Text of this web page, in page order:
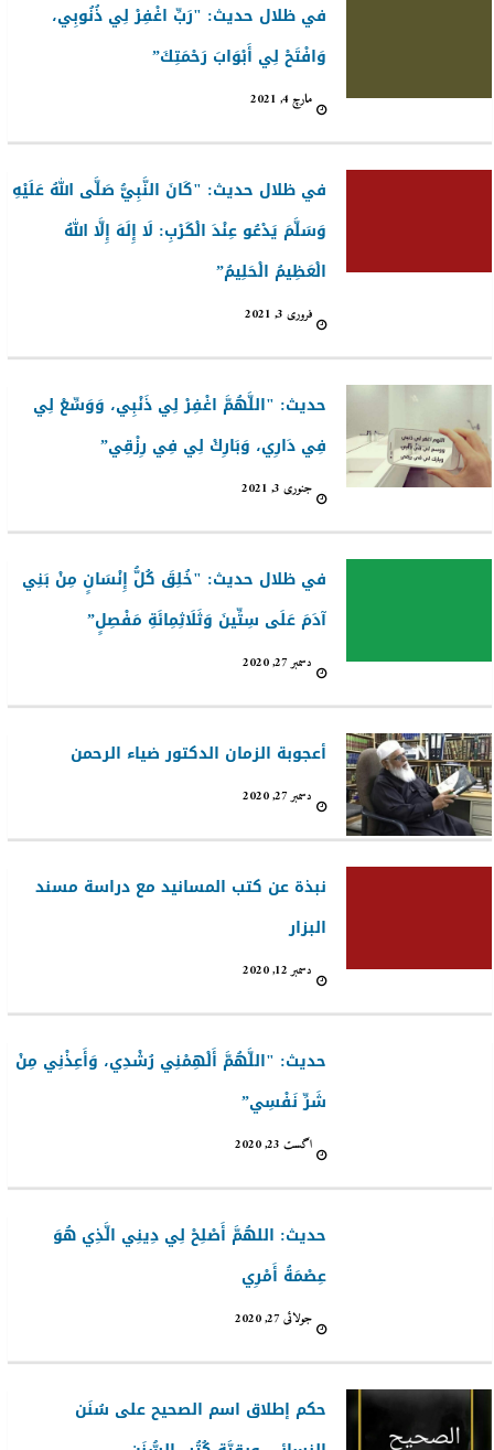
في ظلال حديث: "رَبِّ اغْفِرْ لِي ذُنُوبِي،
وَافْتَحْ لِي أَبْوَابَ رَحْمَتِكَ”
مارچ 4, 2021
في ظلال حديث: "كَانَ النَّبِيُّ صَلَّى اللهُ عَلَيْهِ
وَسَلَّمَ يَدْعُو عِنْدَ الْكَرْبِ: لَا إِلَهَ إِلَّا اللهُ
الْعَظِيمُ الْحَلِيمُ”
فروری 3, 2021
حديث: "اللَّهُمَّ اغْفِرْ لِي ذَنْبِي، وَوَسِّعْ لِي
فِي دَارِي، وَبَارِكْ لِي فِي رِزْقِي”
جنوری 3, 2021
في ظلال حديث: "خُلِقَ كُلُّ إِنْسَانٍ مِنْ بَنِي
آدَمَ عَلَى سِتِّينَ وَثَلَاثِمِائَةِ مَفْصِلٍ”
دسمبر 27, 2020
أعجوبة الزمان الدكتور ضياء الرحمن
دسمبر 27, 2020
نبذة عن كتب المسانيد مع دراسة مسند
البزار
دسمبر 12, 2020
حديث: "اللَّهُمَّ أَلْهِمْنِي رُشْدِي، وَأَعِذْنِي مِنْ
شَرِّ نَفْسِي”
اگست 23, 2020
حديث: اللهُمَّ أَصْلِحْ لِي دِينِي الَّذِي هُوَ
عِصْمَةُ أَمْرِي
جولائی 27, 2020
حكم إطلاق اسم الصحيح على سُنَن